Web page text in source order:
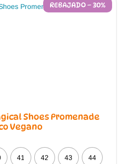
REBAJADO – 30%
Shoes Promenade
Vegano
41 42 43 44